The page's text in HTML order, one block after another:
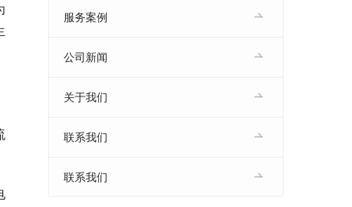
服务案例
公司新闻
关于我们
联系我们
联系我们